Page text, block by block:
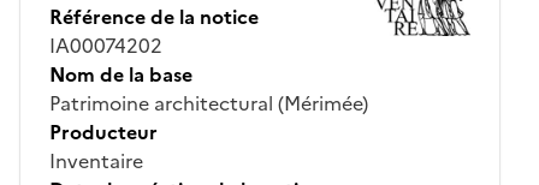
Référence de la notice
IA00074202
Nom de la base
Patrimoine architectural (Mérimée)
Producteur
Inventaire